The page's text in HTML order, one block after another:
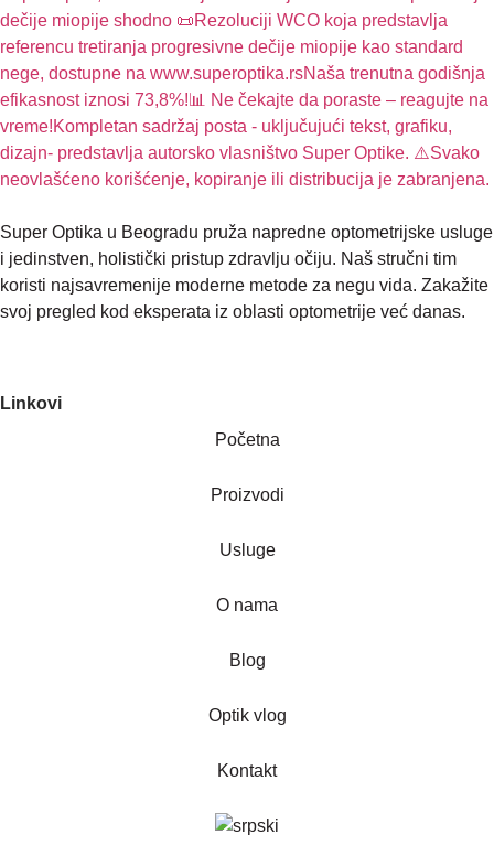
Super Optika u Beogradu pruža napredne optometrijske usluge
i jedinstven, holistički pristup zdravlju očiju. Naš stručni tim
koristi najsavremenije moderne metode za negu vida. Zakažite
svoj pregled kod eksperata iz oblasti optometrije već danas.
Linkovi
Početna
Proizvodi
Usluge
O nama
Blog
Optik vlog
Kontakt